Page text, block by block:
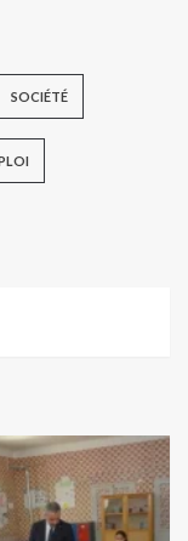
SOCIÉTÉ